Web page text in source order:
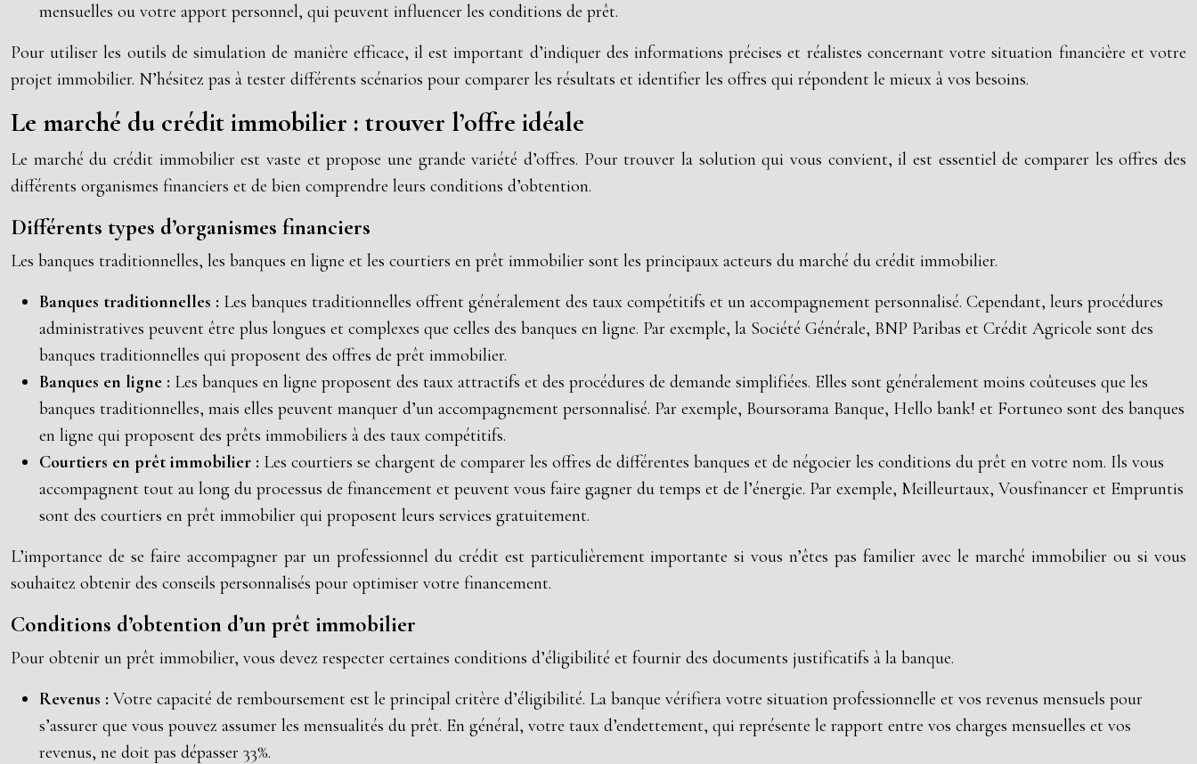
mensuelles ou votre apport personnel, qui peuvent influencer les conditions de prêt.
Pour utiliser les outils de simulation de manière efficace, il est important d’indiquer des informations précises et réalistes concernant votre situation financière et votre
projet immobilier. N’hésitez pas à tester différents scénarios pour comparer les résultats et identifier les offres qui répondent le mieux à vos besoins.
Le marché du crédit immobilier : trouver l’offre idéale
Le marché du crédit immobilier est vaste et propose une grande variété d’offres. Pour trouver la solution qui vous convient, il est essentiel de comparer les offres des
différents organismes financiers et de bien comprendre leurs conditions d’obtention.
Différents types d’organismes financiers
Les banques traditionnelles, les banques en ligne et les courtiers en prêt immobilier sont les principaux acteurs du marché du crédit immobilier.
Banques traditionnelles : Les banques traditionnelles offrent généralement des taux compétitifs et un accompagnement personnalisé. Cependant, leurs procédures
administratives peuvent être plus longues et complexes que celles des banques en ligne. Par exemple, la Société Générale, BNP Paribas et Crédit Agricole sont des
banques traditionnelles qui proposent des offres de prêt immobilier.
Banques en ligne : Les banques en ligne proposent des taux attractifs et des procédures de demande simplifiées. Elles sont généralement moins coûteuses que les
banques traditionnelles, mais elles peuvent manquer d’un accompagnement personnalisé. Par exemple, Boursorama Banque, Hello bank! et Fortuneo sont des banques
en ligne qui proposent des prêts immobiliers à des taux compétitifs.
Courtiers en prêt immobilier : Les courtiers se chargent de comparer les offres de différentes banques et de négocier les conditions du prêt en votre nom. Ils vous
accompagnent tout au long du processus de financement et peuvent vous faire gagner du temps et de l’énergie. Par exemple, Meilleurtaux, Vousfinancer et Empruntis
sont des courtiers en prêt immobilier qui proposent leurs services gratuitement.
L’importance de se faire accompagner par un professionnel du crédit est particulièrement importante si vous n’êtes pas familier avec le marché immobilier ou si vous
souhaitez obtenir des conseils personnalisés pour optimiser votre financement.
Conditions d’obtention d’un prêt immobilier
Pour obtenir un prêt immobilier, vous devez respecter certaines conditions d’éligibilité et fournir des documents justificatifs à la banque.
Revenus : Votre capacité de remboursement est le principal critère d’éligibilité. La banque vérifiera votre situation professionnelle et vos revenus mensuels pour
s’assurer que vous pouvez assumer les mensualités du prêt. En général, votre taux d’endettement, qui représente le rapport entre vos charges mensuelles et vos
revenus, ne doit pas dépasser 33%.